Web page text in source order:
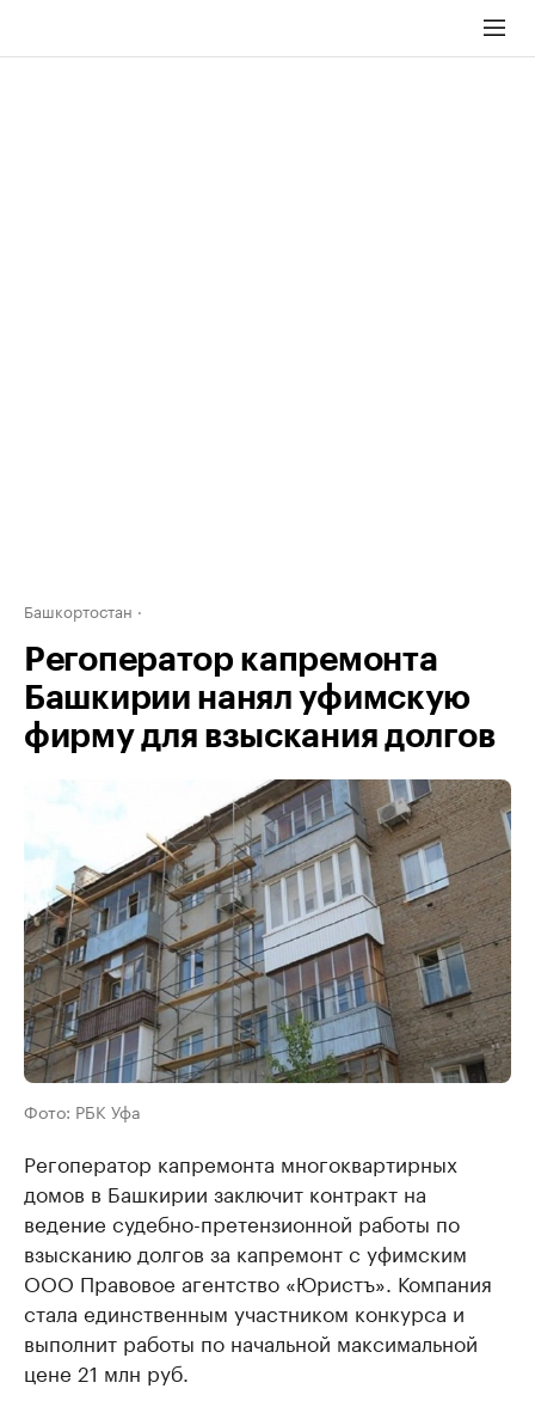
Башкортостан
Регоператор капремонта
Башкирии нанял уфимскую
фирму для взыскания долгов
Фото: РБК Уфа
Регоператор капремонта многоквартирных
домов в Башкирии заключит контракт на
ведение судебно-претензионной работы по
взысканию долгов за капремонт с уфимским
ООО Правовое агентство «Юристъ». Компания
стала единственным участником конкурса и
выполнит работы по начальной максимальной
цене 21 млн руб.